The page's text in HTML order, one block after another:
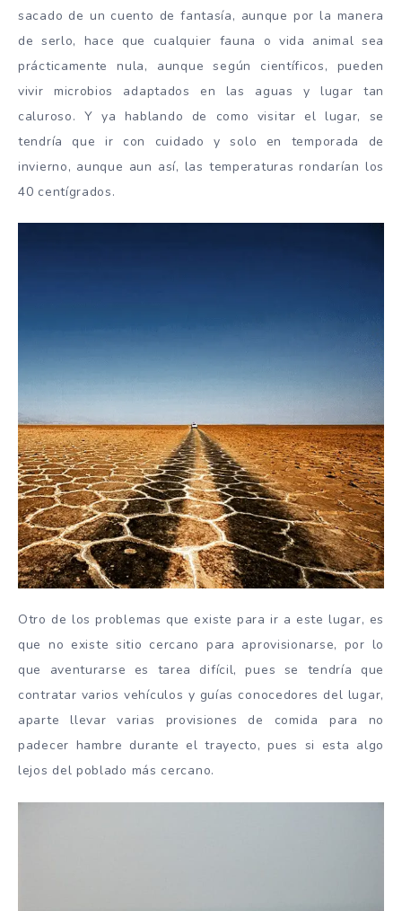
sacado de un cuento de fantasía, aunque por la manera
de serlo, hace que cualquier fauna o vida animal sea
prácticamente nula, aunque según científicos, pueden
vivir microbios adaptados en las aguas y lugar tan
caluroso. Y ya hablando de como visitar el lugar, se
tendría que ir con cuidado y solo en temporada de
invierno, aunque aun así, las temperaturas rondarían los
40 centígrados.
Otro de los problemas que existe para ir a este lugar, es
que no existe sitio cercano para aprovisionarse, por lo
que aventurarse es tarea difícil, pues se tendría que
contratar varios vehículos y guías conocedores del lugar,
aparte llevar varias provisiones de comida para no
padecer hambre durante el trayecto, pues si esta algo
lejos del poblado más cercano.